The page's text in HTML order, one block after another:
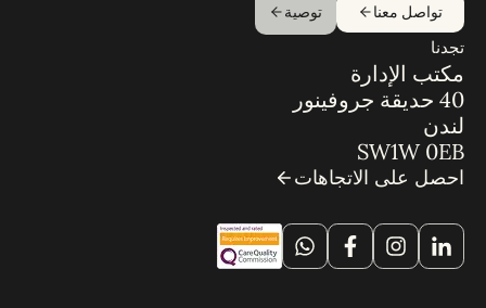
تواصل معنا توصية
تجدنا
مكتب الإدارة
40 حديقة جروفينور
لندن
SW1W 0EB
احصل على الاتجاهات